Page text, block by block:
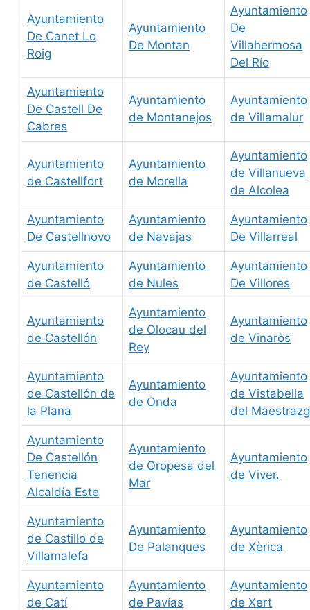
Ayuntamiento
De Canet Lo
Roig
Ayuntamiento
De Montan
Ayuntamiento
De
Villahermosa
Del Río
Ayuntamiento
De Castell De
Cabres
Ayuntamiento
de Montanejos
Ayuntamiento
de Villamalur
Ayuntamiento
de Castellfort
Ayuntamiento
de Morella
Ayuntamiento
de Villanueva
de Alcolea
Ayuntamiento
De Castellnovo
Ayuntamiento
de Navajas
Ayuntamiento
De Villarreal
Ayuntamiento
de Castelló
Ayuntamiento
de Nules
Ayuntamiento
De Villores
Ayuntamiento
de Castellón
Ayuntamiento
de Olocau del
Rey
Ayuntamiento
de Vinaròs
Ayuntamiento
de Castellón de
la Plana
Ayuntamiento
de Onda
Ayuntamiento
de Vistabella
del
Ayuntamiento
De Castellón
Tenencia
Alcaldía Este
Ayuntamiento
de Oropesa del
Mar
Ayuntamiento
de Viver.
Ayuntamiento
de Castillo de
Villamalefa
Ayuntamiento
De Palanques
Ayuntamiento
de Xèrica
Ayuntamiento
de Catí
Ayuntamiento
de Pavías
Ayuntamiento
de Xert